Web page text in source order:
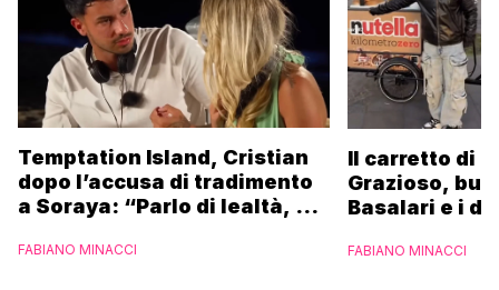
Temptation Island, Cristian
dopo l’accusa di tradimento
a Soraya: “Parlo di lealtà, ma
FABIANO MINACCI
Il carretto di
Grazioso,
Basalari e i
Ferrero”
FABIANO MINACCI